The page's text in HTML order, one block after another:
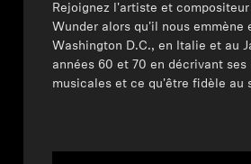
Rejoignez l'artiste et compositeur
Wunder alors qu'il nous emmène
Washington D.C., en Italie et au
années 60 et 70 en décrivant
musicales et ce qu'être fidèle au